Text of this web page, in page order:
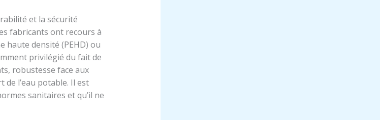
et la sécurité
fabricants ont recours à
haute densité (PEHD) ou
privilégié du fait de
robustesse face aux
l’eau potable. Il est
sanitaires et qu’il ne